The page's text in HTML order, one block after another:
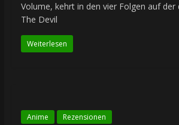
Volume, kehrt in den vier Folgen auf
The Devil
Weiterlesen
Anime Rezensionen